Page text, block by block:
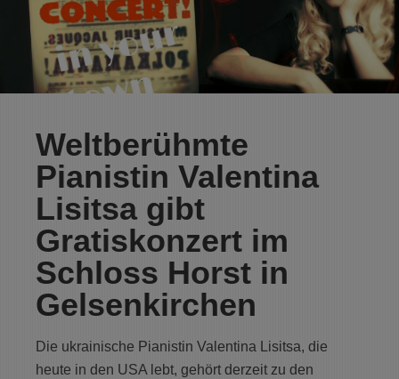
Weltberühmte
Pianistin Valentina
Lisitsa gibt
Gratiskonzert im
Schloss Horst in
Gelsenkirchen
Die ukrainische Pianistin Valentina Lisitsa, die
heute in den USA lebt, gehört derzeit zu den